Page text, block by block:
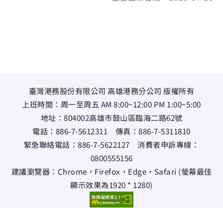
臺灣港務股份有限公司 高雄港務分公司 版權所有
上班時間：周一至周五 AM 8:00~12:00 PM 1:00~5:00
地址： 804002高雄市鼓山區臨海二路62號
電話： 886-7-5612311 傳真：886-7-5311810
緊急聯絡電話：886-7-5622127消費者申訴專線：
0800555156
建議瀏覽器：Chrome，Firefox，Edge，Safari (螢幕最佳
顯示效果為1920 * 1280)